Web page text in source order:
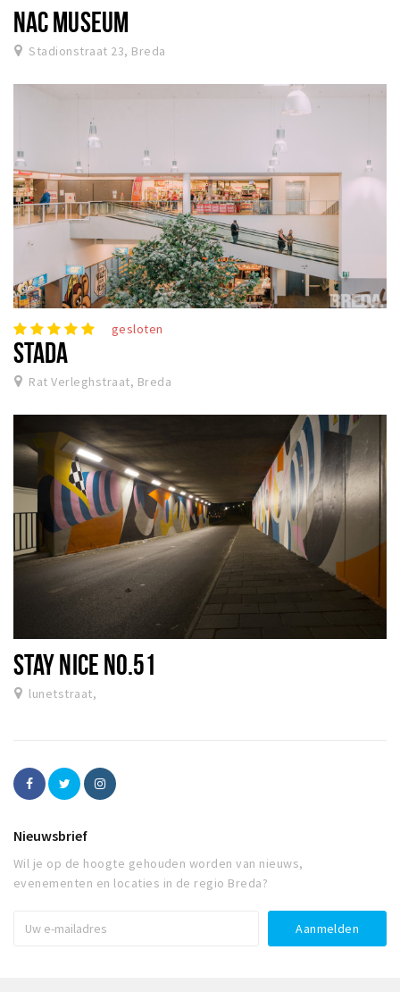
NAC MUSEUM
Stadionstraat 23, Breda
gesloten
STADA
Rat Verleghstraat, Breda
STAY NICE NO.51
lunetstraat,
Nieuwsbrief
Wil je op de hoogte gehouden worden van nieuws,
evenementen en locaties in de regio Breda?